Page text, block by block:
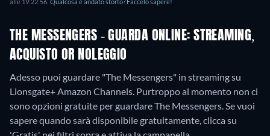
alle 19:22:56. Qualcosa è andato storto? Faccelo sapere!
THE MESSENGERS - GUARDA ONLINE: STREAMING,
ACQUISTO OR NOLEGGIO
Adesso puoi guardare "The Messengers" in streaming su
Lionsgate+ Amazon Channels. Purtroppo al momento non ci
sono opzioni gratuite per guardare The Messengers. Se vuoi
sapere quando sarà disponibile gratuitamente, clicca su